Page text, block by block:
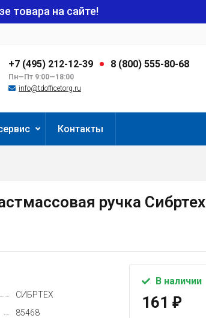
товара на сайте!
+7 (495) 212-12-39 8 (800) 555-80-68
Пн—Пт 9:00—18:00
info@tdofficetorg.ru
Контакты
ручка Сибртех
СИБРТЕХ
85468
В наличии
161 ₽